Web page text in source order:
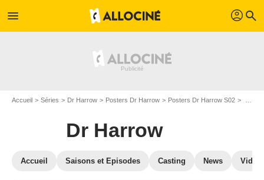
menu profil search
Accueil Séries Dr Harrow Posters Dr Harrow Posters Dr Harrow S02
Dr Harrow
Accueil Saisons et Episodes Casting News